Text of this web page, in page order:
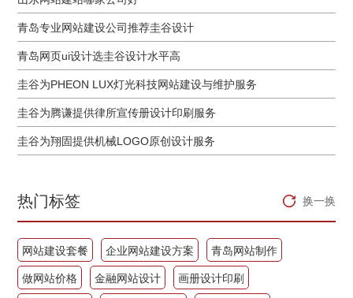
青岛专业网站建设公司推荐圭谷设计
青岛网页ui设计选圭谷设计水平高
圭谷为PHEON LUX灯光科技网站建设与维护服务
圭谷为腾谦提供律所宣传册设计印刷服务
圭谷为翔固提供机械LOGO原创设计服务
热门标签 换一换
网站建设套餐 企业网站建设方案 青岛网站制作
做网站价格 金融网站设计 画册设计印刷